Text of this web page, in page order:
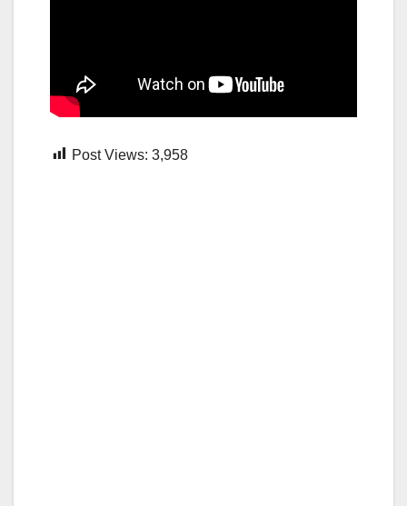
Post Views: 3,958